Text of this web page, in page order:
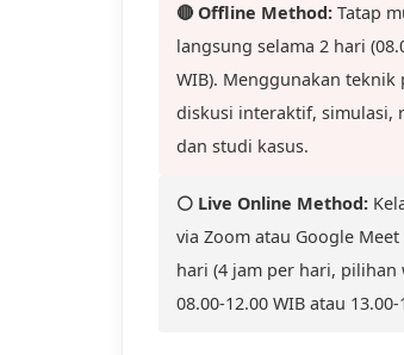
🔴 Offline Method: Tatap
langsung selama 2 hari
WIB). Menggunakan teknik
diskusi interaktif, simulasi,
dan studi kasus.
⚪ Live Online Method:
via Zoom atau Google Meet
hari (4 jam per hari, pilihan
08.00-12.00 WIB atau 13.00-